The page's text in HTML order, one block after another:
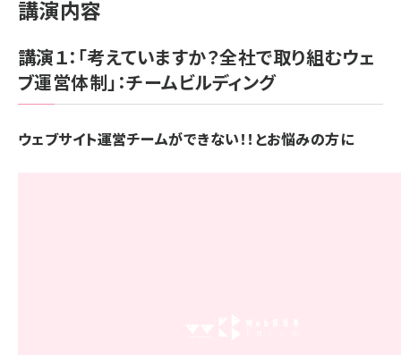
講演内容
講演１：「考えていますか？全社で取り組むウェ
ブ運営体制」：チームビルディング
ウェブサイト運営チームができない！！とお悩みの方に